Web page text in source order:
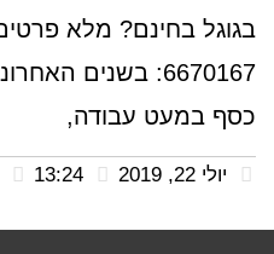
6670167: בשנים
כסף במעט עבודה,
יולי 22, 2019